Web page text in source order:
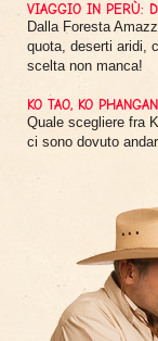
VIAGGIO IN PERÙ:
Dalla Foresta
quota, deserti aridi,
scelta non manca!
KO TAO, KO
Quale scegliere fra
ci sono dovuto